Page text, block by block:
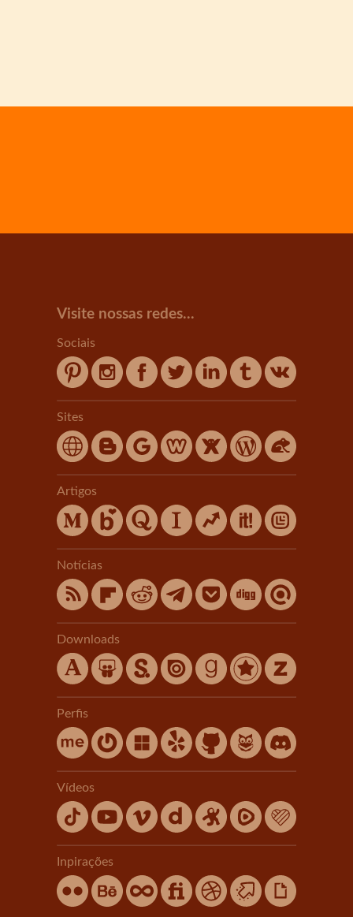
Visite nossas redes...
Sociais
Sites
Artigos
Notícias
Downloads
Perfis
Vídeos
Inpirações